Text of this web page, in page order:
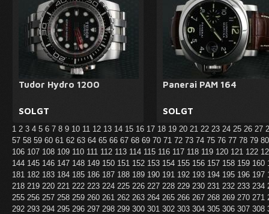
Tudor Hydro 1200
SOLGT
Panerai PAM 164
SOLGT
1 2 3 4 5 6 7 8 9 10 11 12 13 14 15 16 17 18 19 20 21 22 23 24 25 26 27
57 58 59 60 61 62 63 64 65 66 67 68 69 70 71 72 73 74 75 76 77 78 79
106 107 108 109 110 111 112 113 114 115 116 117 118 119 120 121 122
144 145 146 147 148 149 150 151 152 153 154 155 156 157 158 159 160
181 182 183 184 185 186 187 188 189 190 191 192 193 194 195 196 197
218 219 220 221 222 223 224 225 226 227 228 229 230 231 232 233 234
255 256 257 258 259 260 261 262 263 264 265 266 267 268 269 270 271
292 293 294 295 296 297 298 299 300 301 302 303 304 305 306 307 308